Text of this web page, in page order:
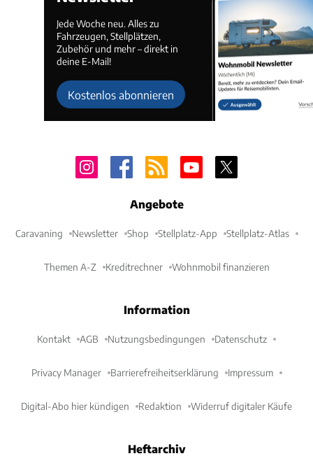
Jede Woche neu. Alles zu
Fahrzeugen, Stellplätzen,
Zubehör und mehr – direkt in
deine E-Mail!
Kostenlos abonnieren
Angebote
Caravaning Newsletter Shop Stellplatz-App Stellplatz-Atlas
Themen A-Z Kreditrechner Wohnmobil finanzieren
Information
Kontakt AGB Nutzungsbedingungen Datenschutz
Privacy Manager Barrierefreiheitserklärung Impressum
Digital-Abo hier kündigen Redaktion Widerruf digitaler Käufe
Heftarchiv